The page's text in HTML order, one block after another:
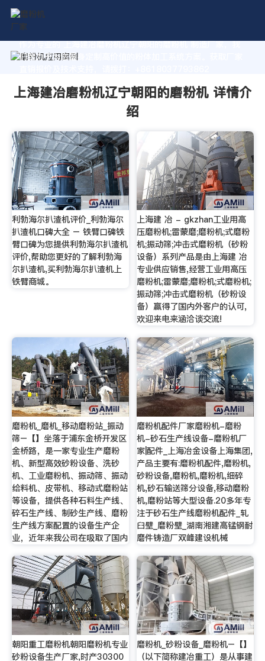
作为专业的 上海建冶磨粉机辽宁朝阳的磨粉机 制造厂家，我
们致力于为您量身定制高价值的粉体加工系统方案。获取厂家
上海建冶磨粉机辽宁朝阳的磨粉机 详情介
绍
利勃海尔扒渣机评价_利勃海尔
扒渣机口碑大全 – 铁臂口碑铁
臂口碑为您提供利勃海尔扒渣机
评价,帮助您更好的了解利勃海
尔扒渣机,买利勃海尔扒渣机上
铁臂商城。
上海建 冶 - gkzhan工业用高
压磨粉机;雷蒙磨;磨粉机;式磨粉
机;振动筛;冲击式磨粉机（砂粉
设备）系列产品是由上海建 冶
专业供应销售,经营工业用高压
磨粉机;雷蒙磨;磨粉机;式磨粉机;
振动筛;冲击式磨粉机（砂粉设
备）赢得了国内外客户的认可,
欢迎来电来涵洽谈交流!
磨粉机_磨机_移动磨粉站_振动
筛–【】坐落于浦东金桥开发区
金桥路，是一家专业生产磨粉
机、新型高效砂粉设备、洗砂
机、工业磨粉机、振动筛、振动
给料机、皮带机、移动式磨粉站
等设备，提供各种石料生产线、
碎石生产线、制砂生产线、磨粉
生产线方案配置的设备生产企
业，近年来我公司在吸取了国内
磨粉机配件厂家磨粉机-磨粉
机-砂石生产线设备-磨粉机厂
家|配件_上海冶金设备上海集团,
产品主要有:磨粉机配件,磨粉机,
砂粉设备,磨粉机,磨粉机,细碎
机,砂石输送筛分设备,移动磨粉
机,磨粉站等大型设备.20多年专
注于砂石生产线磨粉机配件_轧
臼壁_磨粉壁_湖南湘建高锰钢耐
磨件铸造厂双峰建设机械
朝阳重工磨粉机朝阳磨粉机专业
砂粉设备生产厂家,时产30300
磨粉机_砂粉设备_磨粉机–【】
（以下简称建冶重工）是从事建